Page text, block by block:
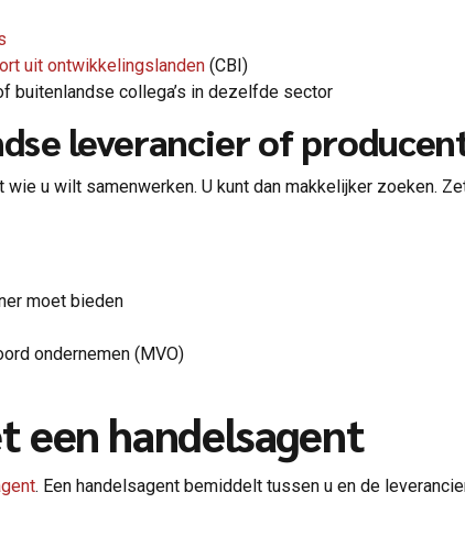
uit ontwikkelingslanden (CBI)
buitenlandse collega’s in dezelfde sector
leverancier of
u wilt samenwerken. U kunt dan makkelijker zoeken.
moet bieden
ondernemen (MVO)
een handelsagent
. Een handelsagent bemiddelt tussen u en de